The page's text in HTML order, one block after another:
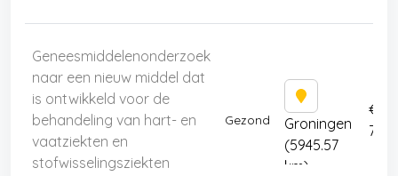
Geneesmiddelenonderzoek
naar een nieuw middel dat
is ontwikkeld voor de
behandeling van hart- en
vaatziekten en
stofwisselingsziekten
Gezond
Groningen
(5945.57
km)
€
7445